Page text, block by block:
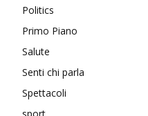
Politics
Primo Piano
Salute
Senti chi parla
Spettacoli